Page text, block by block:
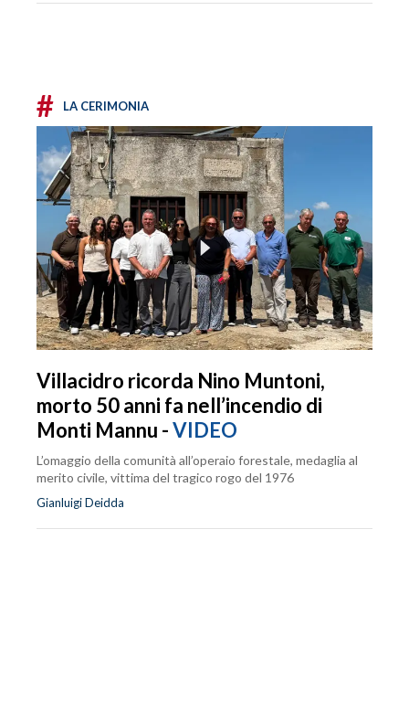
# LA CERIMONIA
Villacidro ricorda Nino Muntoni,
morto 50 anni fa nell’incendio di
Monti Mannu -VIDEO
L’omaggio della comunità all’operaio forestale, medaglia al
merito civile, vittima del tragico rogo del 1976
Gianluigi Deidda